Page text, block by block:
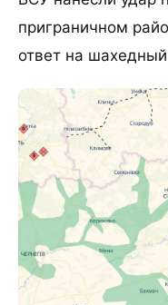
приграничном
ответ на